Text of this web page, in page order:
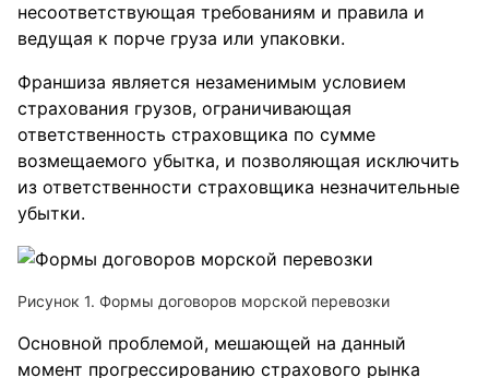
несоответствующая требованиям и правила и
ведущая к порче груза или упаковки.
Франшиза является незаменимым условием
страхования грузов, ограничивающая
ответственность страховщика по сумме
возмещаемого убытка, и позволяющая исключить
из ответственности страховщика незначительные
убытки.
Рисунок 1. Формы договоров морской перевозки
Основной проблемой, мешающей на данный
момент прогрессированию страхового рынка